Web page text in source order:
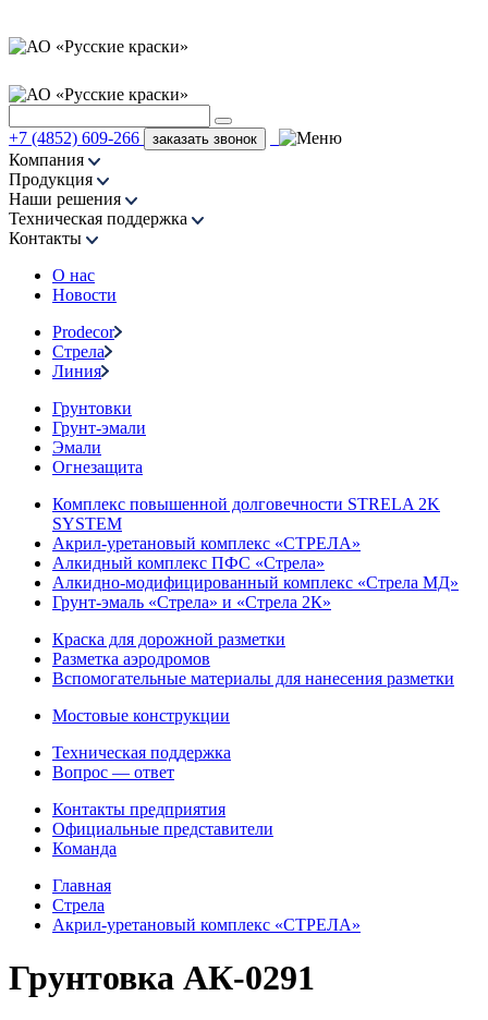
+7 (4852) 609-266 заказать звонок
Компания
Продукция
Наши решения
Техническая поддержка
Контакты
О нас
Новости
Prodecor
Стрела
Линия
Грунтовки
Грунт-эмали
Эмали
Огнезащита
Комплекс повышенной долговечности STRELA 2K
SYSTEM
Акрил-уретановый комплекс «СТРЕЛА»
Алкидный комплекс ПФС «Стрела»
Алкидно-модифицированный комплекс «Стрела МД»
Грунт-эмаль «Стрела» и «Стрела 2К»
Краска для дорожной разметки
Разметка аэродромов
Вспомогательные материалы для нанесения разметки
Мостовые конструкции
Техническая поддержка
Вопрос — ответ
Контакты предприятия
Официальные представители
Команда
Главная
Стрела
Акрил-уретановый комплекс «СТРЕЛА»
Грунтовка АК-0291